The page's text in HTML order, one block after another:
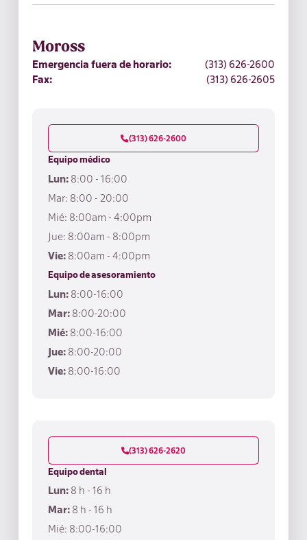
Moross
Emergencia fuera de horario:
(313) 626-2600
Fax:
(313) 626-2605
(313) 626-2600
Equipo médico
Lun: 8:00 - 16:00
Mar: 8:00 - 20:00
Mié: 8:00am - 4:00pm
Jue: 8:00am - 8:00pm
Vie: 8:00am - 4:00pm
Equipo de asesoramiento
Lun: 8:00-16:00
Mar: 8:00-20:00
Mié: 8:00-16:00
Jue: 8:00-20:00
Vie: 8:00-16:00
(313) 626-2620
Equipo dental
Lun: 8 h - 16 h
Mar: 8 h - 16 h
Mié: 8:00-16:00